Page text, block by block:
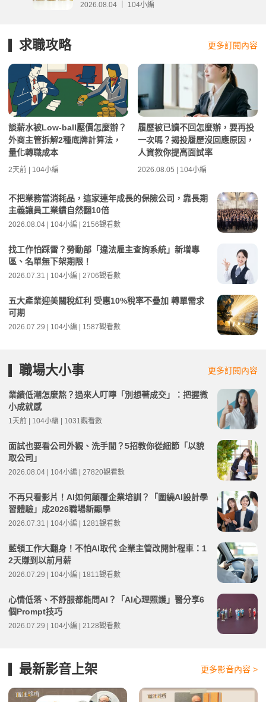
2026.08.04 ｜ 104小編
求職攻略 更多訂閱內容
談薪水被Low-ball壓價怎麼辦？
外商主管拆解2種底牌計算法，
量化轉職成本
2天前 | 104小編
履歷被已讀不回怎麼辦，要再投
一次嗎？揭投履歷沒回應原因，
人資教你提高面試率
2026.08.05 | 104小編
不把業務當消耗品，這家連年成長的保險公司，靠長期
主義讓員工業績自然翻10倍
2026.08.04 | 104小編 | 2156觀看數
找工作怕踩雷？勞動部「違法雇主查詢系統」新增專
區、名單無下架期限！
2026.07.31 | 104小編 | 2706觀看數
五大產業迎美關稅紅利 受惠10%稅率不疊加 轉單需求
可期
2026.07.29 | 104小編 | 1587觀看數
職場大小事 更多訂閱內容
業績低潮怎麼熬？過來人叮嚀「別想著成交」：把握微
小成就感
1天前 | 104小編 | 1031觀看數
面試也要看公司外觀、洗手間？5招教你從細節「以貌
取公司」
2026.08.04 | 104小編 | 27820觀看數
不再只看影片！AI如何顛覆企業培訓？「圍繞AI設計學
習體驗」成2026職場新顯學
2026.07.31 | 104小編 | 1281觀看數
藍領工作大翻身！不怕AI取代 企業主管改開計程車：1
2天賺到以前月薪
2026.07.29 | 104小編 | 1811觀看數
心情低落、不舒服都能問AI？「AI心理照護」醫分享6
個Prompt技巧
2026.07.29 | 104小編 | 2128觀看數
最新影音上架 更多影音內容 >